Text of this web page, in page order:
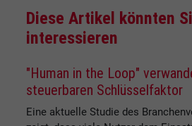
Diese Artikel könnten
interessieren
"Human in the Loop"
steuerbaren Schlüsselfaktor
Eine aktuelle Studie des